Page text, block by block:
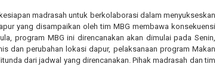
madrasah untuk berkolaborasi dalam menyukseskan
yang disampaikan oleh tim MBG membawa konsekuensi
program MBG ini direncanakan akan dimulai pada Senin,
dan perubahan lokasi dapur, pelaksanaan program Makan
dari jadwal yang direncanakan. Pihak madrasah dan tim